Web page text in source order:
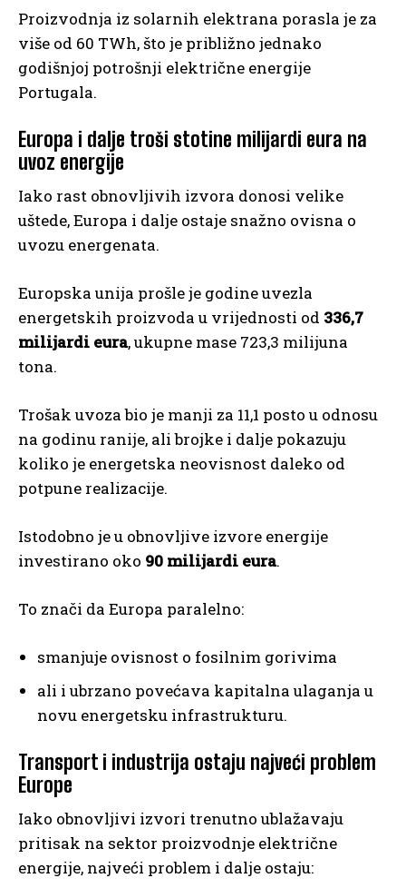
Proizvodnja iz solarnih elektrana porasla je za
više od 60 TWh, što je približno jednako
godišnjoj potrošnji električne energije
Portugala.
Europa i dalje troši stotine milijardi eura na
uvoz energije
Iako rast obnovljivih izvora donosi velike
uštede, Europa i dalje ostaje snažno ovisna o
uvozu energenata.
Europska unija prošle je godine uvezla
energetskih proizvoda u vrijednosti od 336,7
milijardi eura, ukupne mase 723,3 milijuna
tona.
Trošak uvoza bio je manji za 11,1 posto u odnosu
na godinu ranije, ali brojke i dalje pokazuju
koliko je energetska neovisnost daleko od
potpune realizacije.
Istodobno je u obnovljive izvore energije
investirano oko 90 milijardi eura.
To znači da Europa paralelno:
smanjuje ovisnost o fosilnim gorivima
ali i ubrzano povećava kapitalna ulaganja u
novu energetsku infrastrukturu.
Transport i industrija ostaju najveći problem
Europe
Iako obnovljivi izvori trenutno ublažavaju
pritisak na sektor proizvodnje električne
energije, najveći problem i dalje ostaju: